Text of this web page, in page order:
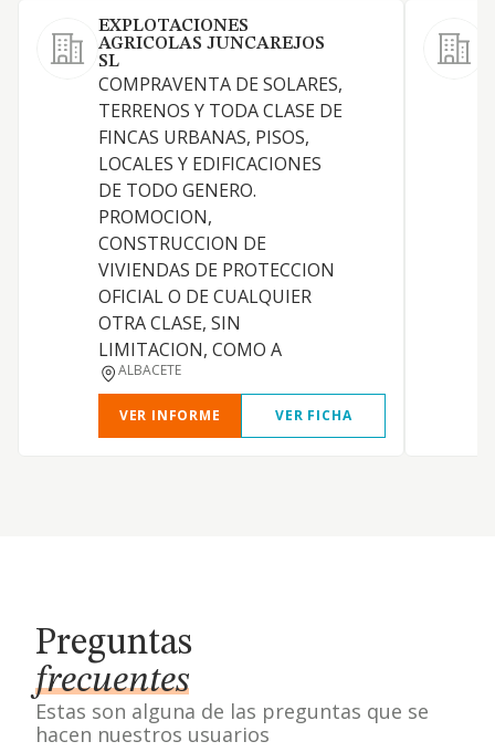
EXPLOTACIONES
AGRICOLAS JUNCAREJOS
SL
COMPRAVENTA DE SOLARES,
TERRENOS Y TODA CLASE DE
FINCAS URBANAS, PISOS,
LOCALES Y EDIFICACIONES
DE TODO GENERO.
PROMOCION,
CONSTRUCCION DE
VIVIENDAS DE PROTECCION
OFICIAL O DE CUALQUIER
OTRA CLASE, SIN
LIMITACION, COMO A
ALBACETE
VER INFORME VER FICHA
Preguntas
frecuentes
Estas son alguna de las preguntas que se
hacen nuestros usuarios